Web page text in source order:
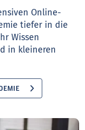
Online-
tiefer in die
Wissen
in kleineren